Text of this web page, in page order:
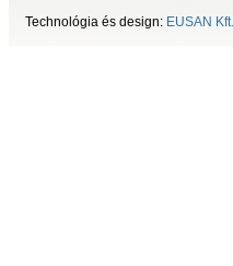
Technológia és design: EUSAN Kft.